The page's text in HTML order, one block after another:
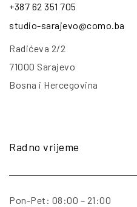
+387 62 351 705
studio-sarajevo@como.ba
Radićeva 2/2
71000 Sarajevo
Bosna i Hercegovina
Radno vrijeme
Pon-Pet: 08:00 – 21:00